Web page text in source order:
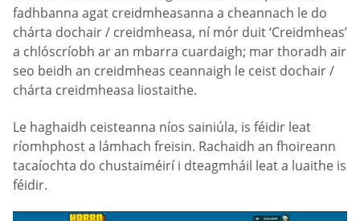
fadhbanna agat creidmheasanna a cheannach le do
chárta dochair / creidmheasa, ní mór duit ‘Creidmheas’
a chlóscríobh ar an mbarra cuardaigh; mar thoradh air
seo beidh an creidmheas ceannaigh le ceist dochair /
chárta creidmheasa liostaithe.
Le haghaidh ceisteanna níos sainiúla, is féidir leat
ríomhphost a lámhach freisin. Rachaidh an fhoireann
tacaíochta do chustaiméirí i dteagmháil leat a luaithe is
féidir.